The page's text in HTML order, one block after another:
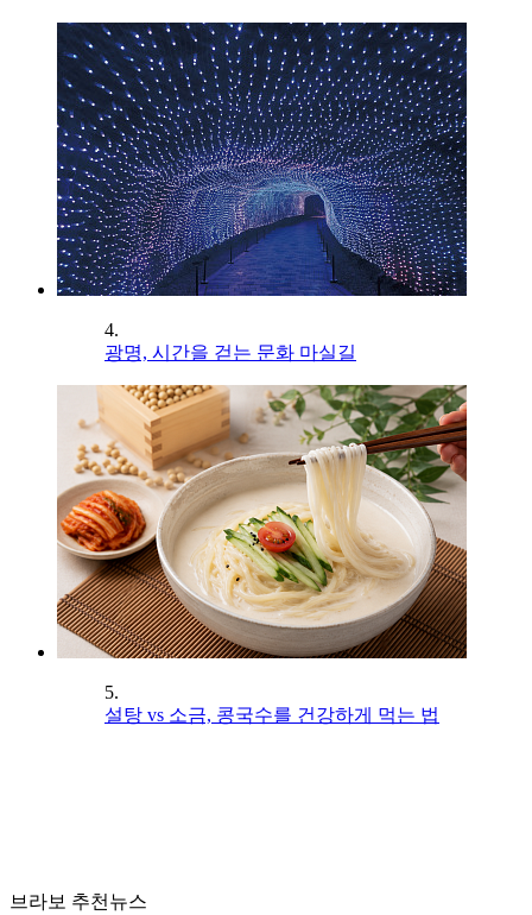
4.
광명, 시간을 걷는 문화 마실길
5.
설탕 vs 소금, 콩국수를 건강하게 먹는 법
브라보 추천뉴스